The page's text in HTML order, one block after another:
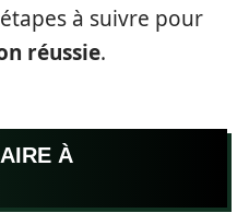
à suivre pour
réussie.
À